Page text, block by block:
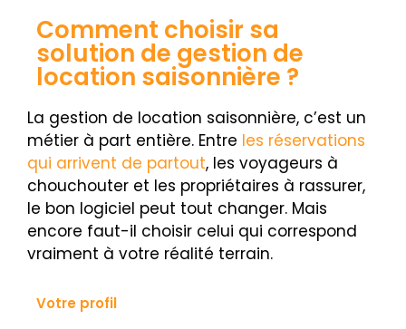
Comment choisir sa
solution de gestion de
location saisonnière ?
La gestion de location saisonnière, c’est un
métier à part entière. Entre les réservations
qui arrivent de partout, les voyageurs à
chouchouter et les propriétaires à rassurer,
le bon logiciel peut tout changer. Mais
encore faut-il choisir celui qui correspond
vraiment à votre réalité terrain.
Votre profil